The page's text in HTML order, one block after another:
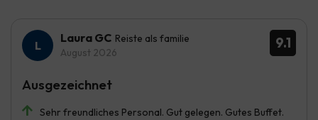
9.1
Laura GC Reiste als familie
August 2026
Sehr freundliches Personal. Gut gelegen. Gutes Buffet.
Ausgezeichnet